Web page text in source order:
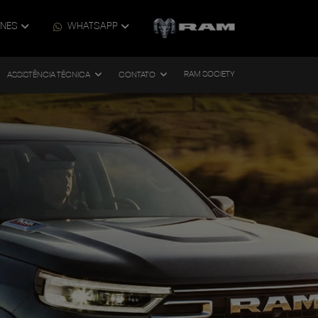
WHATSAPP
ASSISTÊNCIA TÉCNICA CONTATO RAM SOCIETY